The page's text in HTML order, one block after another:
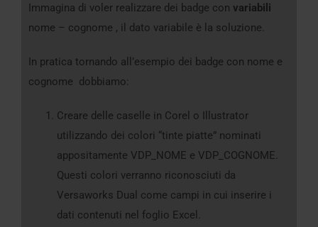
Immagina di voler realizzare dei badge con variabili
nome – cognome , il dato variabile è la soluzione.
In pratica tornando all’esempio dei badge con nome e
cognome dobbiamo:
Creare delle caselle in Corel o Illustrator
utilizzando dei colori “tinte piatte” nominati
appositamente VDP_NOME e VDP_COGNOME.
Questi colori verranno riconosciuti da
Versaworks Dual come campi in cui inserire i
dati contenuti nel foglio Excel.